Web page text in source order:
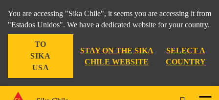
You are accessing "Sika Chile", it seems you are accessing it from
"Estados Unidos". We have a dedicated website for your country.
TO
SIKA
USA
STAY ON THE SIKA
CHILE WEBSITE
SELECT A
COUNTRY